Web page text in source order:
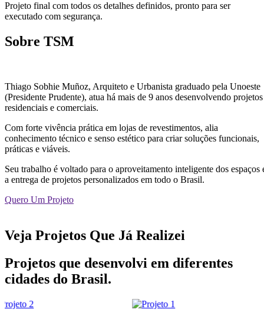
Projeto final com todos os detalhes definidos, pronto para ser
executado com segurança.
Sobre TSM
Thiago Sobhie Muñoz, Arquiteto e Urbanista graduado pela Unoeste
(Presidente Prudente), atua há mais de 9 anos desenvolvendo projetos
residenciais e comerciais.
Com forte vivência prática em lojas de revestimentos, alia
conhecimento técnico e senso estético para criar soluções funcionais,
práticas e viáveis.
Seu trabalho é voltado para o aproveitamento inteligente dos espaços
a entrega de projetos personalizados em todo o Brasil.
Quero Um Projeto
Veja Projetos Que Já Realizei
Projetos que desenvolvi em diferentes
cidades do Brasil.